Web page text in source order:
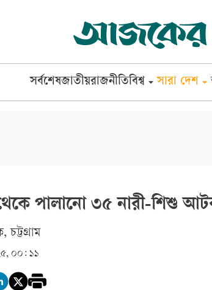
সর্বশেষজাতীয়রাজনীতিবিশ্ব সারা দেশ
পালানো ৩৫ নারী-শিশু
চট্টগ্রাম
০০: ১১